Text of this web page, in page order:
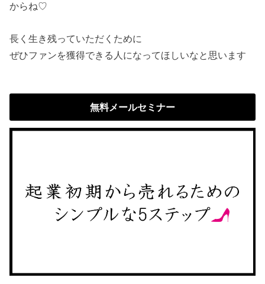
からね♡
長く生き残っていただくために
ぜひファンを獲得できる人になってほしいなと思います
無料メールセミナー